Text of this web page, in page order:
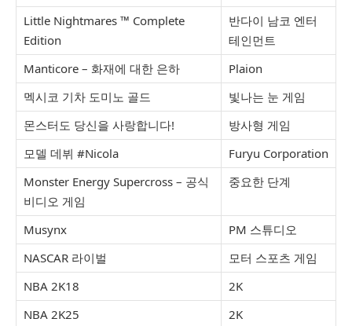
Little Nightmares ™ Complete
Edition
반다이 남코 엔터
테인먼트
Manticore – 화재에 대한 은하
Plaion
멕시코 기차 도미노 골드
빛나는 눈 게임
몬스터도 당신을 사랑합니다!
방사형 게임
모델 데뷔 #Nicola
Furyu Corporation
Monster Energy Supercross – 공식
비디오 게임
중요한 단계
Musynx
PM 스튜디오
NASCAR 라이벌
모터 스포츠 게임
NBA 2K18
2K
NBA 2K25
2K